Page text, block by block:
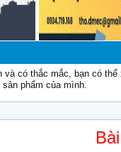
và có thắc mắc, bạn có
phẩm của mình.